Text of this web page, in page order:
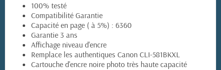
(23 avis)
100% testé
Compatibilité Garantie
Capacité en page ( à 5%) : 6360
Garantie 3 ans
Affichage niveau d'encre
Remplace les authentiques Canon CLI-581BKXL
Cartouche d'encre noire photo très haute capacité